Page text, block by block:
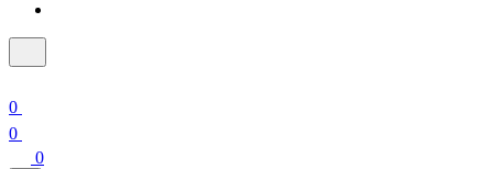
0
0
0